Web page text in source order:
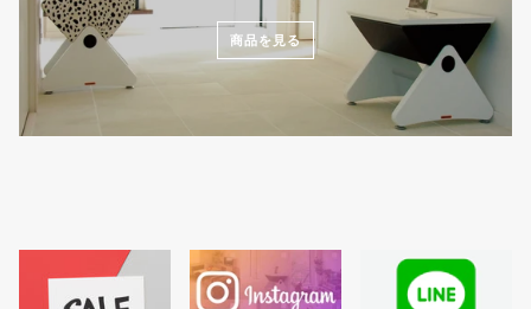
商品を見る